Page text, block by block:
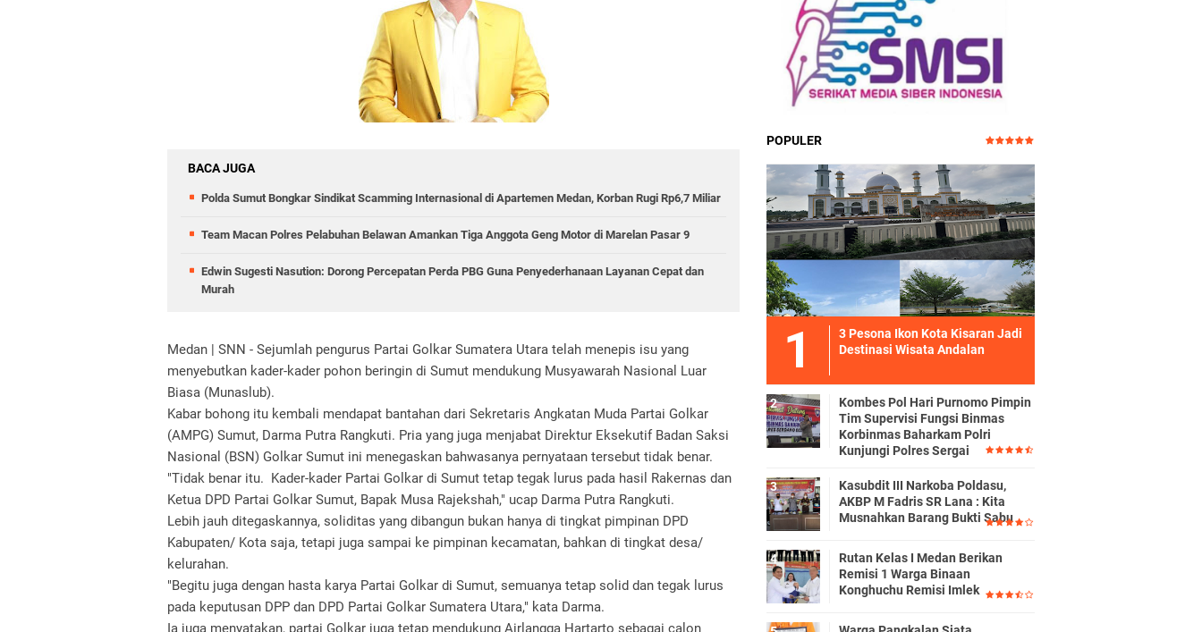
BACA JUGA
Polda Sumut Bongkar Sindikat Scamming Internasional di Apartemen Medan, Korban Rugi Rp6,7 Miliar
Team Macan Polres Pelabuhan Belawan Amankan Tiga Anggota Geng Motor di Marelan Pasar 9
Edwin Sugesti Nasution: Dorong Percepatan Perda PBG Guna Penyederhanaan Layanan Cepat dan
Murah
Medan | SNN - Sejumlah pengurus Partai Golkar Sumatera Utara telah menepis isu yang
menyebutkan kader-kader pohon beringin di Sumut mendukung Musyawarah Nasional Luar
Biasa (Munaslub).
Kabar bohong itu kembali mendapat bantahan dari Sekretaris Angkatan Muda Partai Golkar
(AMPG) Sumut, Darma Putra Rangkuti. Pria yang juga menjabat Direktur Eksekutif Badan Saksi
Nasional (BSN) Golkar Sumut ini menegaskan bahwasanya pernyataan tersebut tidak benar.
"Tidak benar itu. Kader-kader Partai Golkar di Sumut tetap tegak lurus pada hasil Rakernas dan
Ketua DPD Partai Golkar Sumut, Bapak Musa Rajekshah," ucap Darma Putra Rangkuti.
Lebih jauh ditegaskannya, soliditas yang dibangun bukan hanya di tingkat pimpinan DPD
Kabupaten/ Kota saja, tetapi juga sampai ke pimpinan kecamatan, bahkan di tingkat desa/
kelurahan.
"Begitu juga dengan hasta karya Partai Golkar di Sumut, semuanya tetap solid dan tegak lurus
pada keputusan DPP dan DPD Partai Golkar Sumatera Utara," kata Darma.
Ia juga menyatakan, partai Golkar juga tetap mendukung Airlangga Hartarto sebagai calon
POPULER
3 Pesona Ikon Kota Kisaran Jadi
Destinasi Wisata Andalan
Kombes Pol Hari Purnomo Pimpin
Tim Supervisi Fungsi Binmas
Korbinmas Baharkam Polri
Kunjungi Polres Sergai
Kasubdit III Narkoba Poldasu,
AKBP M Fadris SR Lana : Kita
Musnahkan Barang Bukti Sabu
Rutan Kelas I Medan Berikan
Remisi 1 Warga Binaan
Konghuchu Remisi Imlek